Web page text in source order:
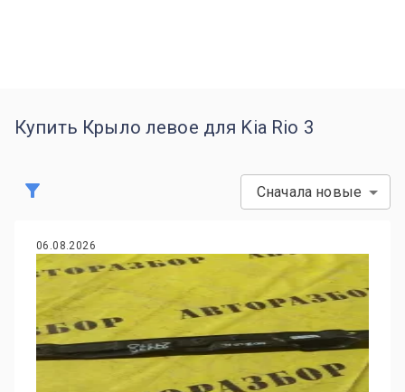
Купить Крыло левое для Kia Rio 3
Сначала новые
06.08.2026